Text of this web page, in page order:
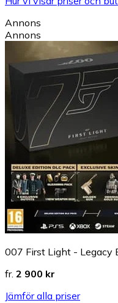
Annons
Annons
007 First Light - Legacy
fr. 2 900 kr
Jämför alla priser